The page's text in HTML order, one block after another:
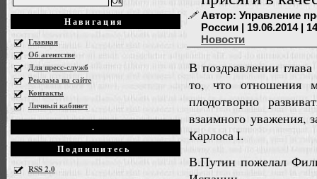
Навигация
Главная
Об агентстве
Для пресс-служб
Реклама на сайте
Контакты
Личный кабинет
.
Подпишитесь
RSS 2.0
Автор: Управление
России | 19.06.2014 |
Новости
В поздравлении
то, что отношения
плодотворно
взаимного уважения,
Карлоса I.
В.Путин пожелал